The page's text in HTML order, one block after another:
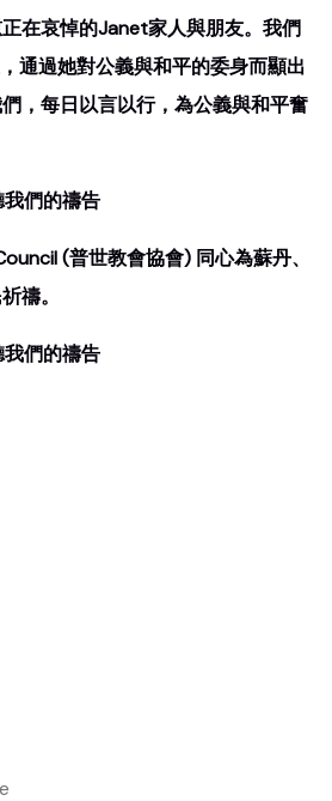
在哀悼的Janet家人與朋友。我們
通過她對公義與和平的委身而顯出
，每日以言以行，為公義與和平奮
們的禱告
(普世教會協會) 同心為蘇丹、
禱。
們的禱告